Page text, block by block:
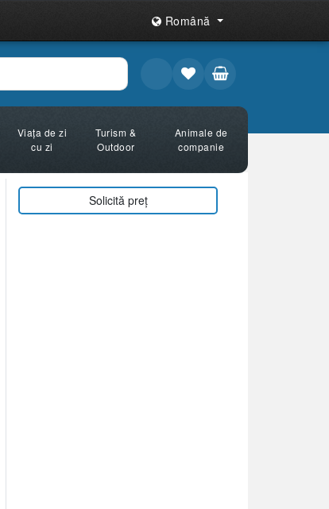
Română
Viața de zi
cu zi
Turism &
Outdoor
Animale de
companie
Solicită preț